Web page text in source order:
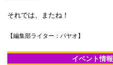
それでは、またね！
【編集部ライター：パヤオ】
イベント情